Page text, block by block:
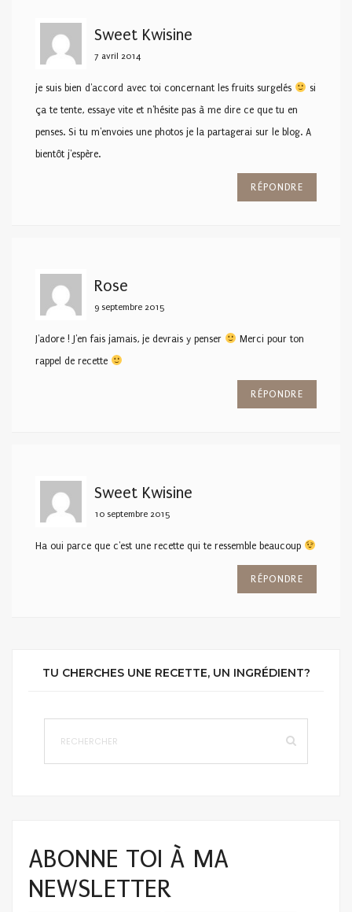
Sweet Kwisine
7 avril 2014
je suis bien d'accord avec toi concernant les fruits surgelés
si
ça te tente, essaye vite et n'hésite pas à me dire ce que tu en
penses. Si tu m'envoies une photos je la partagerai sur le blog. A
bientôt j'espère.
RÉPONDRE
Rose
9 septembre 2015
J'adore ! J'en fais jamais, je devrais y penser
Merci pour ton
rappel de recette
RÉPONDRE
Sweet Kwisine
10 septembre 2015
Ha oui parce que c'est une recette qui te ressemble beaucoup
RÉPONDRE
TU CHERCHES UNE RECETTE, UN INGRÉDIENT?
ABONNE TOI À MA
NEWSLETTER